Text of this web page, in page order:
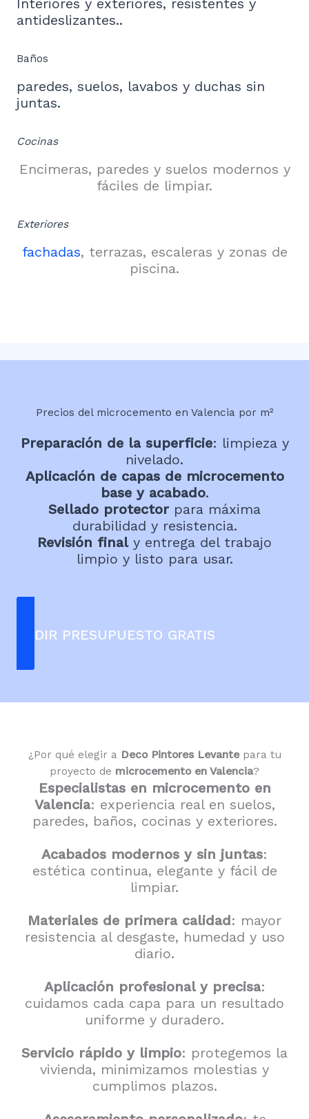
Interiores y exteriores, resistentes y
antideslizantes..
Baños
paredes, suelos, lavabos y duchas sin
juntas.
Cocinas
Encimeras, paredes y suelos modernos y
fáciles de limpiar.
Exteriores
fachadas, terrazas, escaleras y zonas de
piscina.
Precios del microcemento en Valencia por m²
Preparación de la superficie: limpieza y
nivelado.
Aplicación de capas de microcemento
base y acabado.
Sellado protector para máxima
durabilidad y resistencia.
Revisión finaly entrega del trabajo
limpio y listo para usar.
PEDIR PRESUPUESTO GRATIS
¿Por qué elegir a Deco Pintores Levantepara tu
proyecto de microcemento en Valencia?
Especialistas en microcemento en
Valencia: experiencia real en suelos,
paredes, baños, cocinas y exteriores.
Acabados modernos y sin juntas:
estética continua, elegante y fácil de
limpiar.
Materiales de primera calidad: mayor
resistencia al desgaste, humedad y uso
diario.
Aplicación profesional y precisa:
cuidamos cada capa para un resultado
uniforme y duradero.
Servicio rápido y limpio: protegemos la
vivienda, minimizamos molestias y
cumplimos plazos.